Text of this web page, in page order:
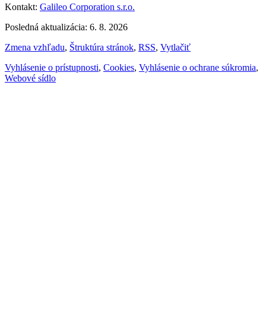
Kontakt: Galileo Corporation s.r.o.
Posledná aktualizácia: 6. 8. 2026
Zmena vzhľadu, Štruktúra stránok, RSS, Vytlačiť
Vyhlásenie o prístupnosti, Cookies, Vyhlásenie o ochrane súkromia,
Webové sídlo